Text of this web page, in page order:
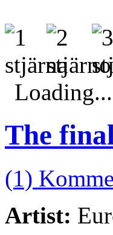
Loading...
The
(1)
Artist: